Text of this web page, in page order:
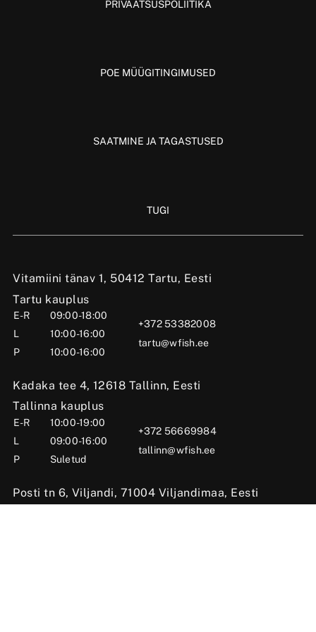
Vitamiini tänav 1, 50412 Tartu, Eesti
Tartu kauplus
E-R
09:00-18:00
L
10:00-16:00
P
10:00-16:00
+372 53382008
tartu@wfish.ee
Kadaka tee 4, 12618 Tallinn, Eesti
Tallinna kauplus
E-R
10:00-19:00
L
09:00-16:00
P
Suletud
+372 56669984
tallinn@wfish.ee
Posti tn 6, Viljandi, 71004 Viljandimaa, Eesti
PRIVAATSUSPOLIITIKA
POE MÜÜGITINGIMUSED
SAATMINE JA TAGASTUSED
TUGI